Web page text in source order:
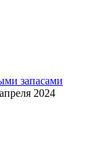
запасами
2024